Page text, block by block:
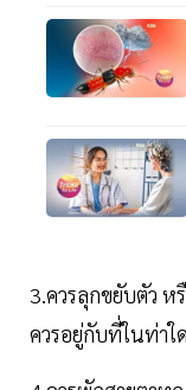
3.ควรลุกขยับตัว
ควรอยู่กับที่ในท่า